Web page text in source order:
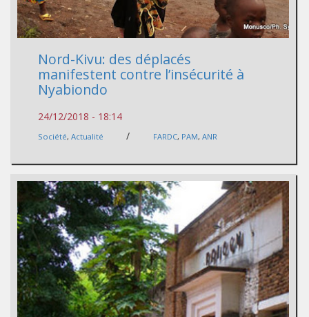
Nord-Kivu: des déplacés
manifestent contre l’insécurité à
Nyabiondo
24/12/2018 - 18:14
Société, Actualité / FARDC, PAM, ANR